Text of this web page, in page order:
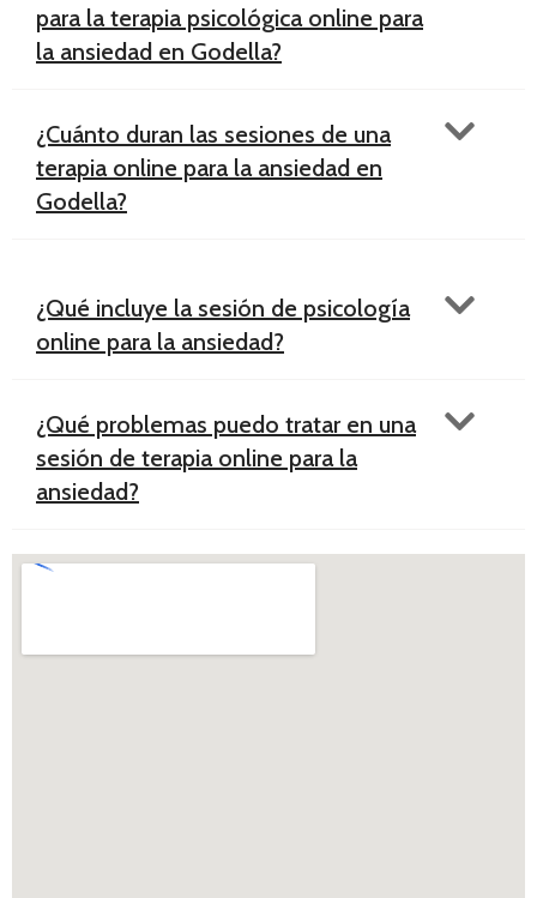
para la terapia psicológica online para
la ansiedad en Godella?
¿Cuánto duran las sesiones de una
terapia online para la ansiedad en
Godella?
¿Qué incluye la sesión de psicología
online para la ansiedad?
¿Qué problemas puedo tratar en una
sesión de terapia online para la
ansiedad?